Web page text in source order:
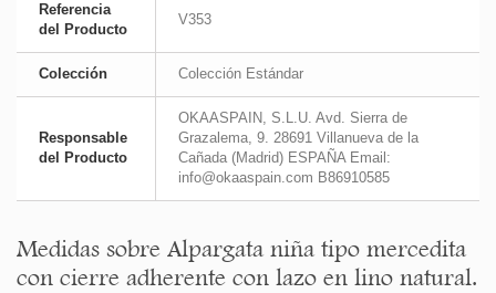
Referencia
del Producto
V353
Colección Colección Estándar
Responsable
del Producto
OKAASPAIN, S.L.U. Avd. Sierra de
Grazalema, 9. 28691 Villanueva de la
Cañada (Madrid) ESPAÑA Email:
info@okaaspain.com B86910585
Medidas sobre Alpargata niña tipo mercedita
con cierre adherente con lazo en lino natural.